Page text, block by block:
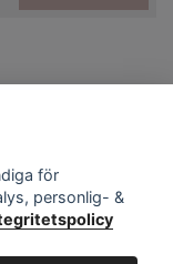
för
personlig- &